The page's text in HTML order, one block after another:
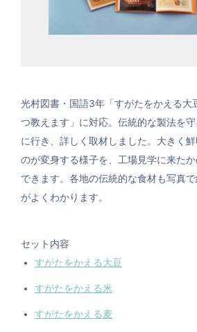
光村図書・国語3年「すがたをかえる大
つ教えます」に対応。伝統的な製法を
に行き、詳しく取材しました。大きく
のが変身する様子を、工場見学に来た
できます。各地の伝統的な食材も写真
がよくわかります。
セット内容
すがたをかえる大豆
すがたをかえる米
すがたをかえる麦